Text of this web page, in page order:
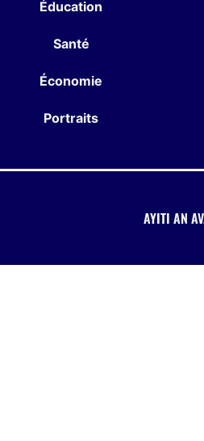
Éducation
Santé
Économie
Portraits
AYITI AN